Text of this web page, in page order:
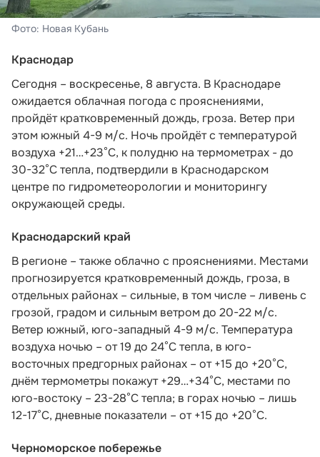
Фото: Новая Кубань
Краснодар
Сегодня – воскресенье, 8 августа. В Краснодаре
ожидается облачная погода с прояснениями,
пройдёт кратковременный дождь, гроза. Ветер при
этом южный 4-9 м/с. Ночь пройдёт с температурой
воздуха +21…+23°С, к полудню на термометрах - до
30-32°С тепла, подтвердили в Краснодарском
центре по гидрометеорологии и мониторингу
окружающей среды.
Краснодарский край
В регионе – также облачно с прояснениями. Местами
прогнозируется кратковременный дождь, гроза, в
отдельных районах – сильные, в том числе – ливень с
грозой, градом и сильным ветром до 20-22 м/с.
Ветер южный, юго-западный 4-9 м/с. Температура
воздуха ночью – от 19 до 24°С тепла, в юго-
восточных предгорных районах – от +15 до +20°С,
днём термометры покажут +29…+34°С, местами по
юго-востоку – 23-28°С тепла; в горах ночью – лишь
12-17°С, дневные показатели – от +15 до +20°С.
Черноморское побережье